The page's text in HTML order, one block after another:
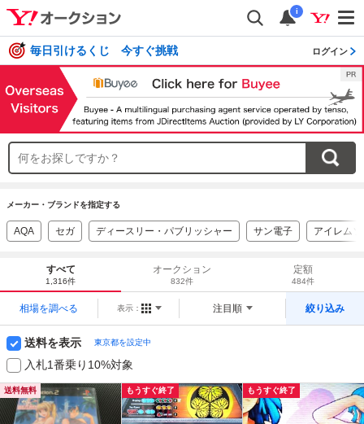
i
毎日引けるくじ 今すぐ挑戦 ログイン
メーカー・ブランドを指定する
AQA セガ ディースリー・パブリッシャー サン電子 アイレム
すべて
1,316件
オークション
832件
定額
484件
相場を調べる 表示： 注目順 絞り込み
送料を表示 東京都を設定中
入札1番乗り10%対象
送料無料 もうすぐ終了 もうすぐ終了